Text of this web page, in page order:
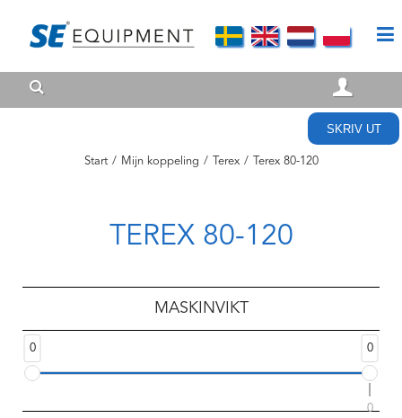
SKRIV UT
Start / Mijn koppeling / Terex / Terex 80-120
TEREX 80-120
MASKINVIKT
0 0
0